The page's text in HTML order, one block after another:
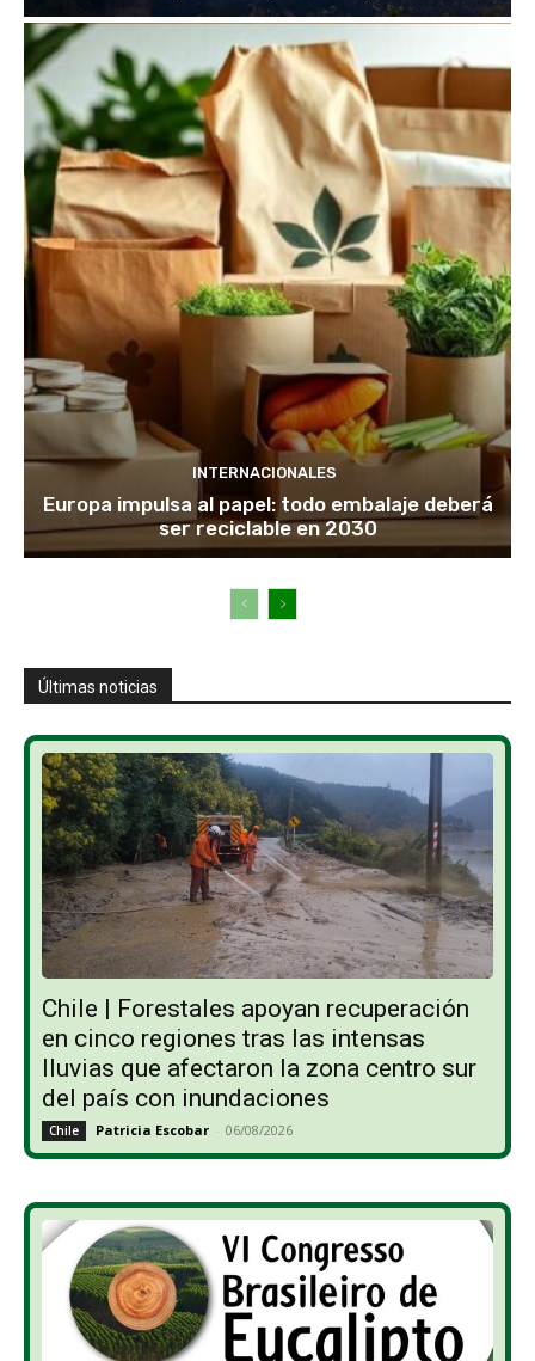
INTERNACIONALES
Europa impulsa al papel: todo embalaje deberá
ser reciclable en 2030
Últimas noticias
Chile | Forestales apoyan recuperación
en cinco regiones tras las intensas
lluvias que afectaron la zona centro sur
del país con inundaciones
Chile Patricia Escobar - 06/08/2026